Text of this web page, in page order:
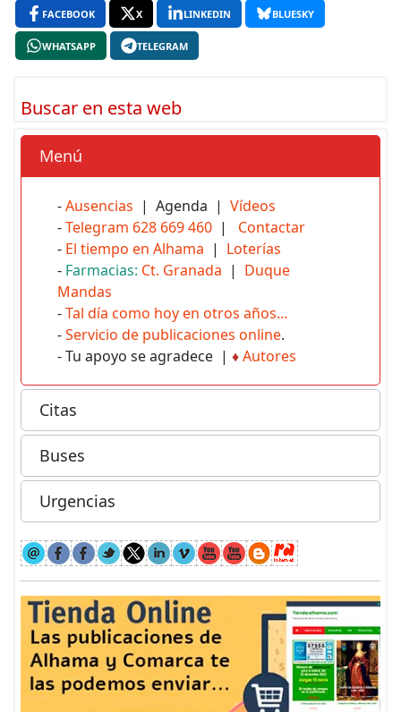
FACEBOOK X LINKEDIN BLUESKY
WHATSAPP TELEGRAM
Buscar en esta web
Menú
-Ausencias | Agenda | Vídeos
-Telegram 628 669 460 | Contactar
- El tiempo en Alhama | Loterías
- Farmacias: Ct. Granada | Duque
Mandas
-Tal día como hoy en otros años...
-Servicio de publicaciones online.
- Tu apoyo se agradece | ♦Autores
Citas
Buses
Urgencias